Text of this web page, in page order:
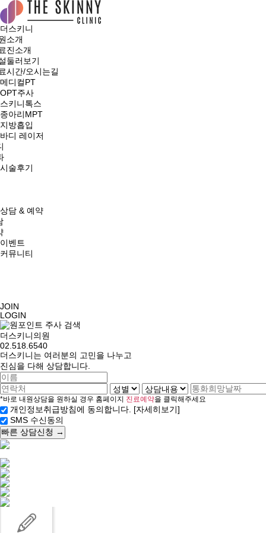
더스키니
소개
진소개
둘러보기
시간/오시는길
메디컬PT
OPT주사
스키니톡스
종아리MPT
지방흡입
바디 레이저
시술후기
상담 & 예약
이벤트
커뮤니티
JOIN
LOGIN
더스키니의원
02.518.6540
더스키니는 여러분의 고민을 나누고
진심을 다해 상담합니다.
*바로 내원상담을 원하실 경우 홈페이지 진료예약을 클릭해주세요
개인정보취급방침에 동의합니다. [자세히보기]
SMS 수신동의